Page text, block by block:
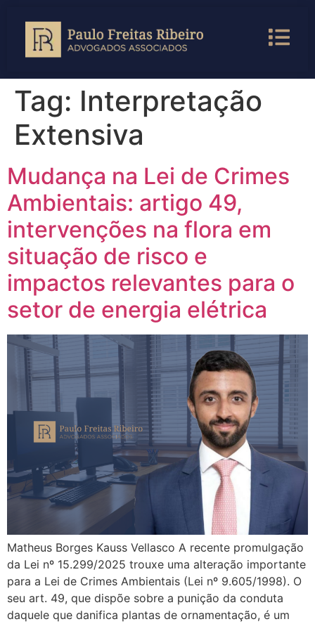
Tag: Interpretação
Extensiva
Mudança na Lei de Crimes
Ambientais: artigo 49,
intervenções na flora em
situação de risco e
impactos relevantes para o
setor de energia elétrica
Matheus Borges Kauss Vellasco A recente promulgação
da Lei nº 15.299/2025 trouxe uma alteração importante
para a Lei de Crimes Ambientais (Lei nº 9.605/1998). O
seu art. 49, que dispõe sobre a punição da conduta
daquele que danifica plantas de ornamentação, é um